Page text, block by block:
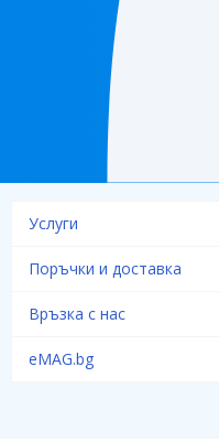
Услуги
Поръчки и доставка
Връзка с нас
eMAG.bg